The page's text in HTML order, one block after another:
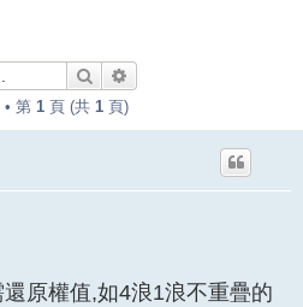
搜尋
第 1頁 (共 1頁)
原權值,如4浪1浪不重疊的